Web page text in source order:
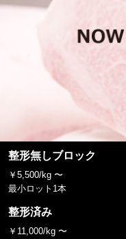
整形無しブロック
￥5,500/kg 〜
最小ロット1本
整形済み
￥11,000/kg 〜